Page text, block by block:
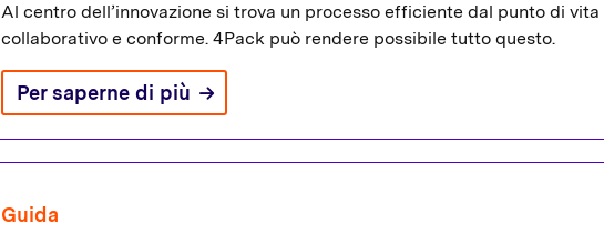
Al centro dell’innovazione si trova un processo efficiente dal punto di
collaborativo e conforme. 4Pack può rendere possibile tutto questo.
Per saperne di più
Guida